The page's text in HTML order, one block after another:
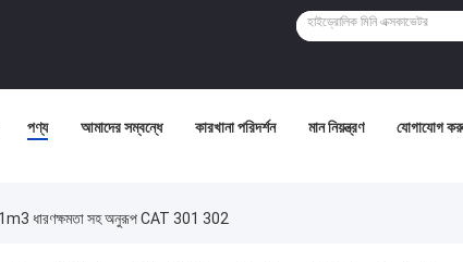
পণ্য আমাদের সম্বন্ধে কারখানা পরিদর্শন মান নিয়ন্ত্রণ যোগাযোগ
ধারণক্ষমতা সহ অনুরূপ CAT 301 302